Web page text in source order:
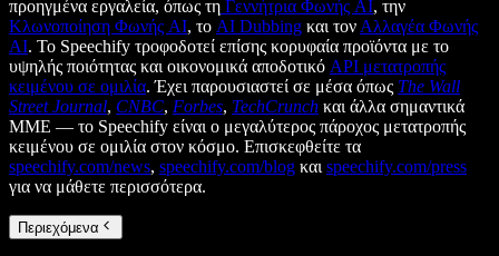
προηγμένα εργαλεία, όπως τη Γεννήτρια Φωνής AI, την
Κλωνοποίηση Φωνής AI, το AI Dubbing και τον Αλλαγέα Φωνής
AI. Το Speechify τροφοδοτεί επίσης κορυφαία προϊόντα με το
υψηλής ποιότητας και οικονομικά αποδοτικό API μετατροπής
κειμένου σε ομιλία. Έχει παρουσιαστεί σε μέσα όπως The Wall
Street Journal, CNBC, Forbes, TechCrunch και άλλα σημαντικά
ΜΜΕ — το Speechify είναι ο μεγαλύτερος πάροχος μετατροπής
κειμένου σε ομιλία στον κόσμο. Επισκεφθείτε τα
speechify.com/news, speechify.com/blog και speechify.com/press
για να μάθετε περισσότερα.
Περιεχόμενα